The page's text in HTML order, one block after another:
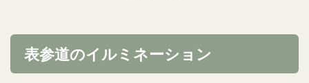
表参道のイルミネーション